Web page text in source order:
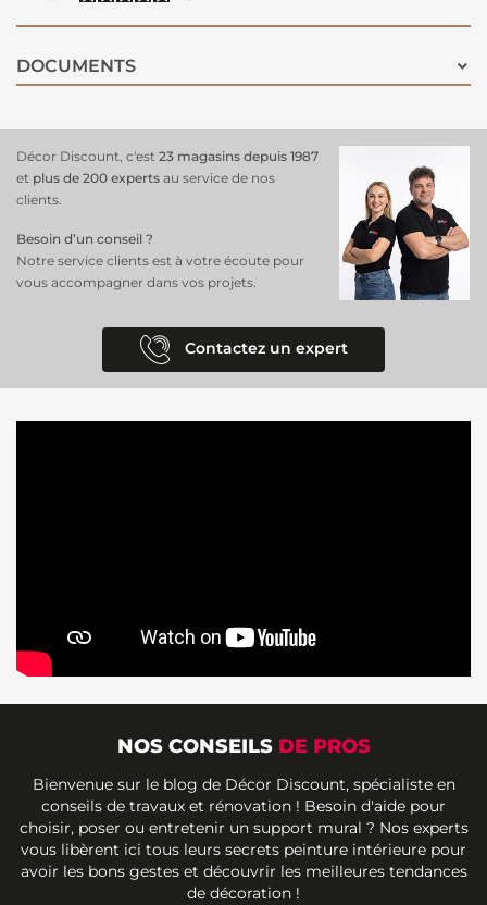
DOCUMENTS
Décor Discount, c'est 23 magasins depuis 1987
et plus de 200 experts au service de nos
clients.
Besoin d’un conseil ?
Notre service clients est à votre écoute pour
vous accompagner dans vos projets.
Contactez un expert
NOS CONSEILS DE PROS
Bienvenue sur le blog de Décor Discount, spécialiste en
conseils de travaux et rénovation ! Besoin d'aide pour
choisir, poser ou entretenir un support mural ? Nos experts
vous libèrent ici tous leurs secrets peinture intérieure pour
avoir les bons gestes et découvrir les meilleures tendances
de décoration !